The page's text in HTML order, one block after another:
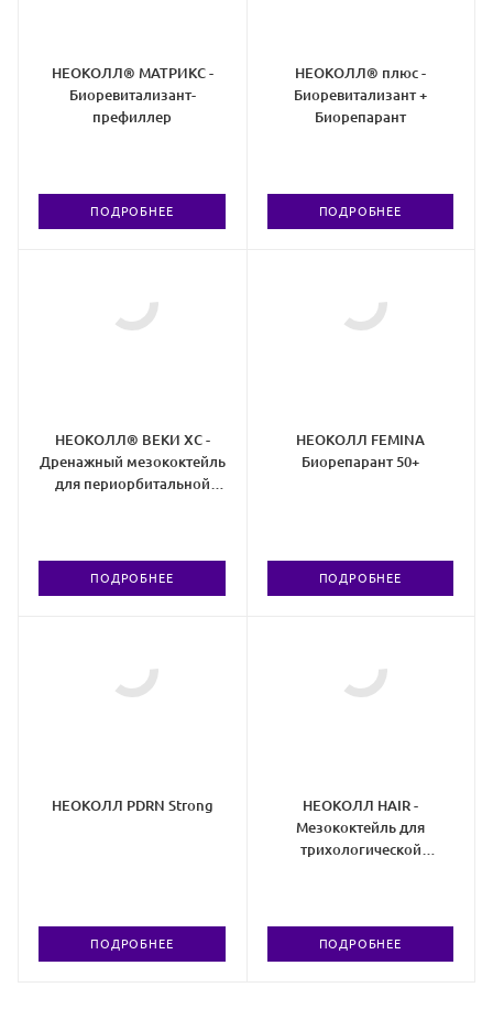
НЕОКОЛЛ® МАТРИКС -
Биоревитализант-
префиллер
ПОДРОБНЕЕ
НЕОКОЛЛ® плюс -
Биоревитализант +
Биорепарант
ПОДРОБНЕЕ
НЕОКОЛЛ® ВЕКИ ХС -
Дренажный мезококтейль
для периорбитальной
ПОДРОБНЕЕ
НЕОКОЛЛ FEMINA
Биорепарант 50+
ПОДРОБНЕЕ
НЕОКОЛЛ PDRN Strong
ПОДРОБНЕЕ
НЕОКОЛЛ HAIR -
Мезококтейль для
трихологической
ПОДРОБНЕЕ